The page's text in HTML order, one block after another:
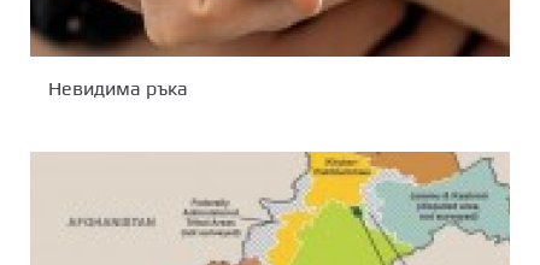
Невидима ръка